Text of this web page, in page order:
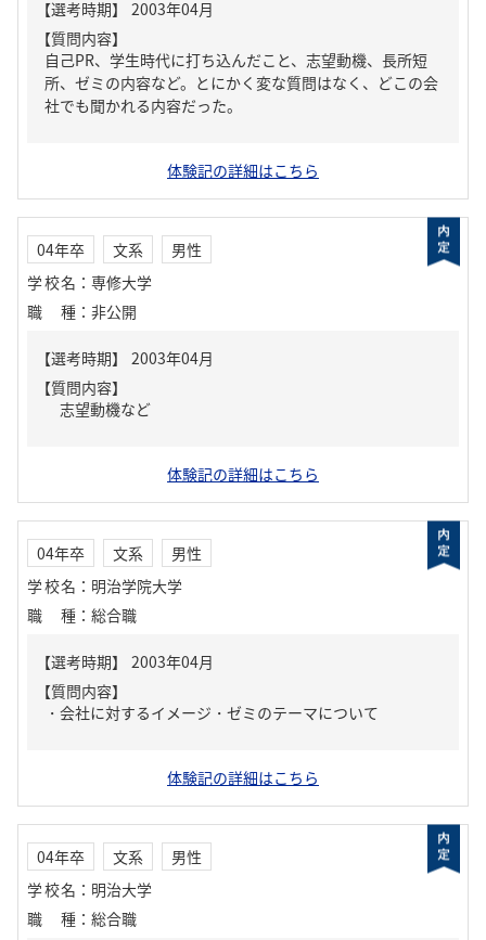
【質問内容】
自己PR、学生時代に打ち込んだこと、志望動機、長所短
所、ゼミの内容など。とにかく変な質問はなく、どこの会
社でも聞かれる内容だった。
体験記の詳細はこちら
04年卒 文系
男性
学校名 ： 専修大学
職種 ： 非公開
【質問内容】
志望動機など
体験記の詳細はこちら
04年卒 文系
男性
学校名 ： 明治学院大学
職種 ： 総合職
【質問内容】
・会社に対するイメージ・ゼミのテーマについて
体験記の詳細はこちら
04年卒 文系
男性
学校名 ： 明治大学
職種 ： 総合職